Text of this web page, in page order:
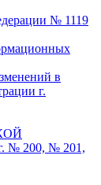
№ 1119
в
г.
№ 200, № 201,